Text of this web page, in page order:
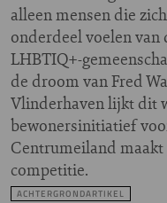
alleen mensen die zich
onderdeel voelen van
LHBTIQ+-
de droom van Fred
Vlinderhaven lijkt dit
bewonersinitiatief
Centrumeiland maakt
competitie.
ACHTERGRONDARTIKEL